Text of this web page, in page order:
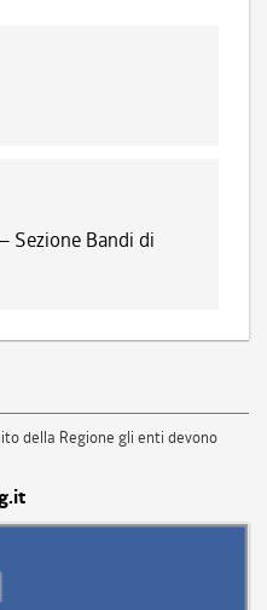
Sezione Bandi di
della Regione gli enti devono